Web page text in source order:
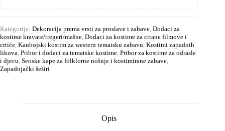
Kategorije: Dekoracija prema vrsti za proslave i zabave, Dodaci za
kostime kravate/tregeri/mašne, Dodaci za kostime za crtane filmove i
crtiće, Kaubojski kostim za western tematsku zabavu, Kostimi zapadnih
likova, Pribor i dodaci za tematske kostime, Pribor za kostime za odrasle
i djecu, Seoske kape za folklorne nošnje i kostimirane zabave,
Zapadnjački šeširi
Opis